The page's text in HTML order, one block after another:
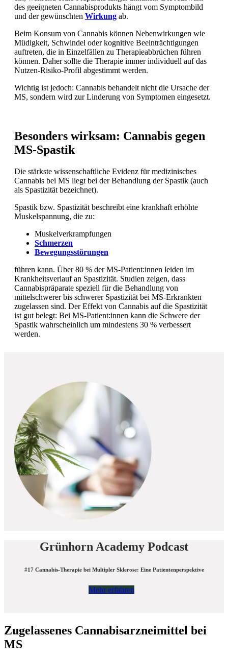
des geeigneten Cannabisprodukts hängt vom Symptombild
und der gewünschten Wirkung ab.
Beim Konsum von Cannabis können Nebenwirkungen wie
Müdigkeit, Schwindel oder kognitive Beeinträchtigungen
auftreten, die in Einzelfällen zu Therapieabbrüchen führen
können. Daher sollte die Therapie immer individuell auf das
Nutzen-Risiko-Profil abgestimmt werden.
Wichtig ist jedoch: Cannabis behandelt nicht die Ursache der
MS, sondern wird zur Linderung von Symptomen eingesetzt.
Besonders wirksam: Cannabis gegen
MS-Spastik
Die stärkste wissenschaftliche Evidenz für medizinisches
Cannabis bei MS liegt bei der Behandlung der Spastik (auch
als Spastizität bezeichnet).
Spastik bzw. Spastizität beschreibt eine krankhaft erhöhte
Muskelspannung, die zu:
Muskelverkrampfungen
Schmerzen
Bewegungsstörungen
führen kann. Über 80 % der MS-Patient:innen leiden im
Krankheitsverlauf an Spastizität. Studien zeigen, dass
Cannabispräparate speziell für die Behandlung von
mittelschwerer bis schwerer Spastizität bei MS-Erkrankten
zugelassen sind. Der Effekt von Cannabis auf die Spastizität
ist gut belegt: Bei MS-Patient:innen kann die Schwere der
Spastik wahrscheinlich um mindestens 30 % verbessert
werden.
Grünhorn Academy Podcast
#17 Cannabis-Therapie bei Multipler Sklerose: Eine Patientenperspektive
Mehr erfahren
Zugelassenes Cannabisarzneimittel bei
MS